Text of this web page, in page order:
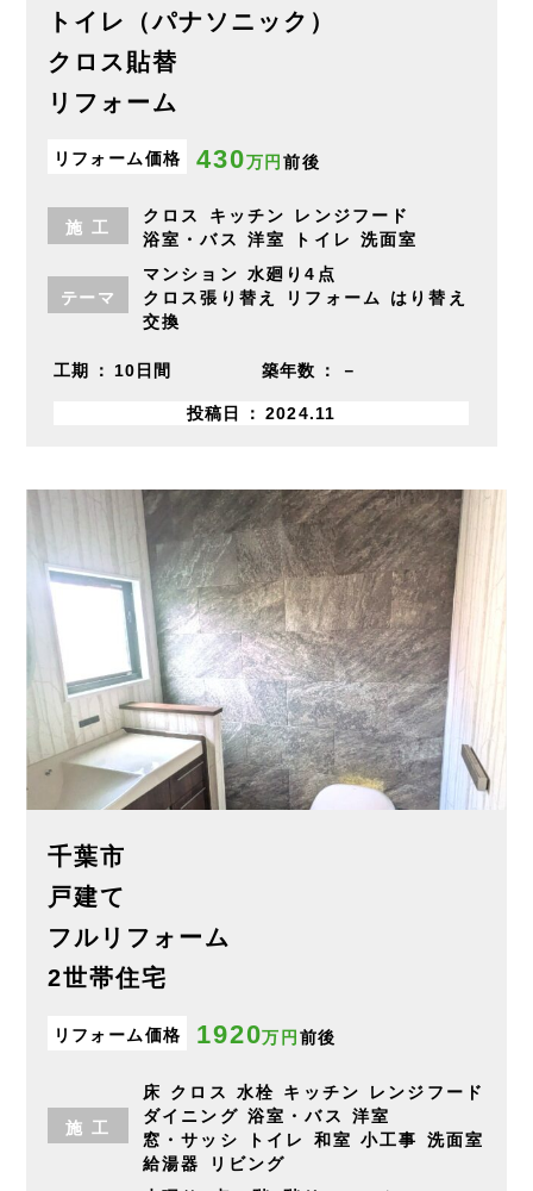
トイレ（パナソニック）
クロス貼替
リフォーム
リフォーム価格 430万円 前後
施 工
クロス キッチン
レンジフード
浴室・バス
洋室 トイレ 洗面室
テーマ
マンション 水廻り4点
クロス張り替え
リフォーム
はり替え
交換
工期 10日間 築年数 －
投稿日 2024.11
千葉市
戸建て
フルリフォーム
2世帯住宅
リフォーム価格 1920万円 前後
施 工
床 クロス 水栓 キッチン
レンジフード
ダイニング 浴室・バス
洋室
窓・サッシ
トイレ 和室 小工事
洗面室
給湯器
リビング